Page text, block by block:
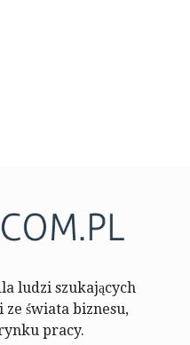
ludzi szukających
świata biznesu,
pracy.